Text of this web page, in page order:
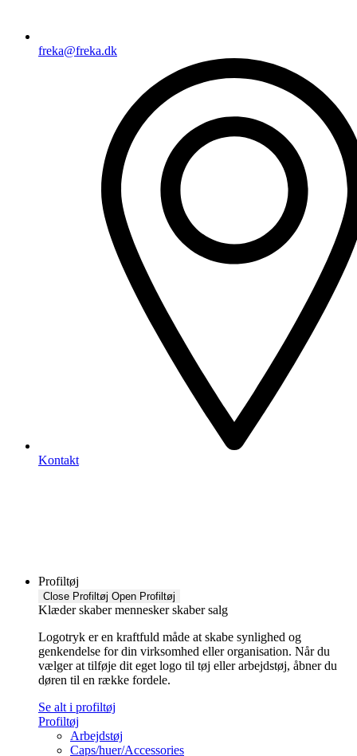
freka@freka.dk
Kontakt
Profiltøj
Close Profiltøj Open Profiltøj
Klæder skaber mennesker skaber salg
Logotryk er en kraftfuld måde at skabe synlighed og
genkendelse for din virksomhed eller organisation. Når du
vælger at tilføje dit eget logo til tøj eller arbejdstøj, åbner du
døren til en række fordele.
Se alt i profiltøj
Profiltøj
Arbejdstøj
Caps/huer/Accessories